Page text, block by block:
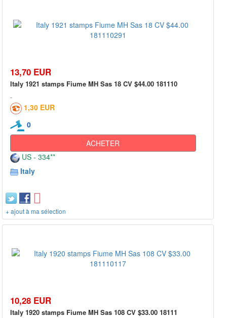
13,70 EUR
Italy 1921 stamps Fiume MH Sas 18 CV $44.00 181110
1,30 EUR
0
ACHETER
US - 334**
Italy
+ ajout à ma sélection
10,28 EUR
Italy 1920 stamps Fiume MH Sas 108 CV $33.00 18111